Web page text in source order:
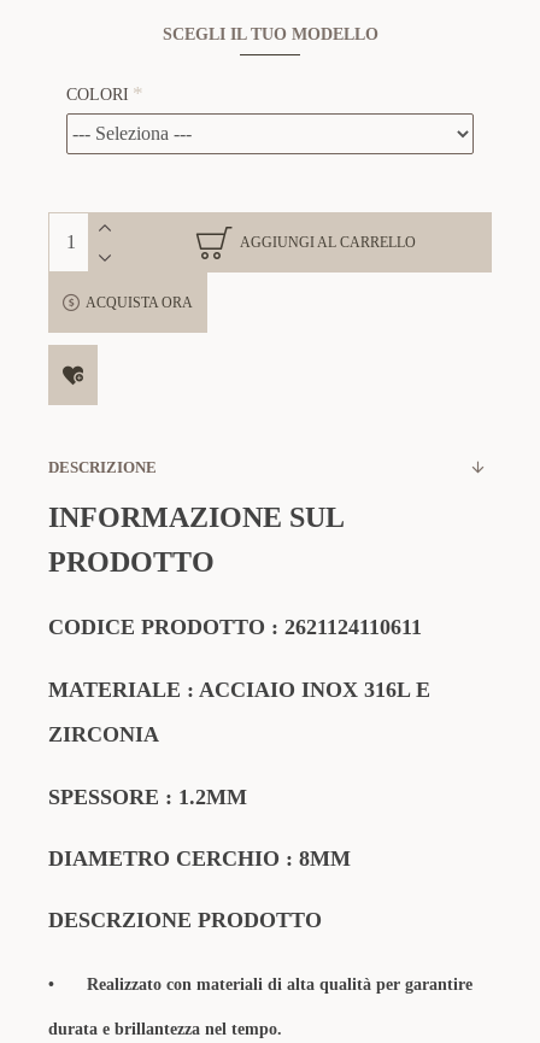
SCEGLI IL TUO MODELLO
COLORI
AGGIUNGI AL CARRELLO
ACQUISTA ORA
DESCRIZIONE
INFORMAZIONE SUL
PRODOTTO
CODICE PRODOTTO : 2621124110611
MATERIALE : ACCIAIO INOX 316L E
ZIRCONIA
SPESSORE : 1.2MM
DIAMETRO CERCHIO : 8MM
DESCRZIONE PRODOTTO
• Realizzato con materiali di alta qualità per garantire
durata e brillantezza nel tempo.